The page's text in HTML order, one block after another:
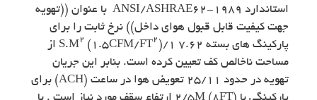
استاندارد ANSI/ASHRAE62-1989 با عنوان ((تهویه
جهت کیفیت قابل قبول هوای داخل)) نرخ ثابت را برای
پارکینگ های بسته ۷.۶۲ ۱/S.M
۲ (۱.۵CFM/FT۲
) از
مساحت ناخالص کف تعیین کرده است. بنابر این جریان
تهویه در حدود ۲۵/۱۱ تعویض هوا در ساعت (ACH) برای